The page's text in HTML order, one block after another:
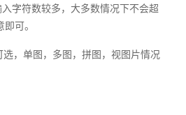
字符数较多，大多数情况下不会超
可。
，单图，多图，拼图，视图片情况